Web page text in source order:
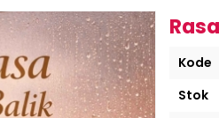
pada Lintas Bumi
Kode
Stok